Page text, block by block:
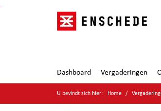
Ga naar de inhoud van deze pagina
Ga naar het zoeken
Ga naar het menu
Dashboard Vergaderingen
U bevindt zich hier: Home